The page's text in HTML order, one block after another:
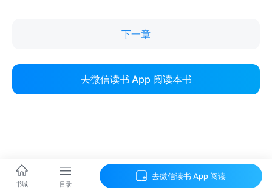
下一章
去微信读书 App 阅读本书
书城 目录
去微信读书 App 阅读